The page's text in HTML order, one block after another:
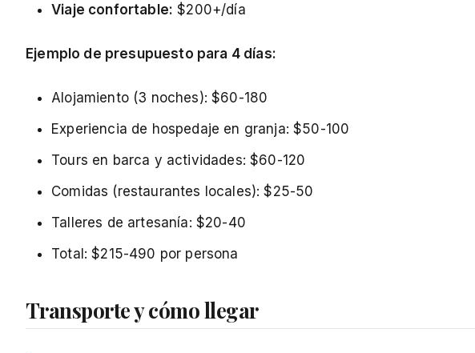
Viaje confortable: $200+/día
Ejemplo de presupuesto para 4 días:
Alojamiento (3 noches): $60-180
Experiencia de hospedaje en granja: $50-100
Tours en barca y actividades: $60-120
Comidas (restaurantes locales): $25-50
Talleres de artesanía: $20-40
Total: $215-490 por persona
Transporte y cómo llegar